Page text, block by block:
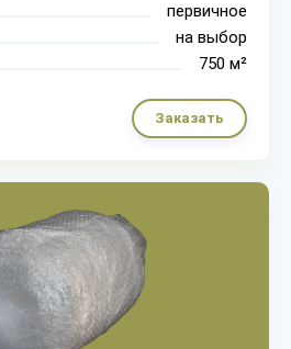
первичное
на выбор
750 м²
Заказать